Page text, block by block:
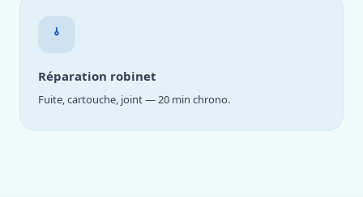
Réparation robinet
Fuite, cartouche, joint — 20 min chrono.